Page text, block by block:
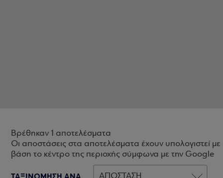
Βρέθηκαν 1 αποτελέσματα
Οι αποστάσεις στα αποτελέσματα έχουν υπολογιστεί με
βάση το κέντρο της περιοχής σύμφωνα με την Google